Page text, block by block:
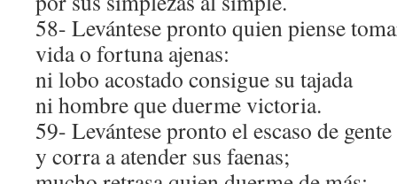
58- Levántese pronto quien piense
vida o fortuna ajenas:
ni lobo acostado consigue su tajada
ni hombre que duerme victoria.
59- Levántese pronto el escaso de gente
y corra a atender sus faenas;